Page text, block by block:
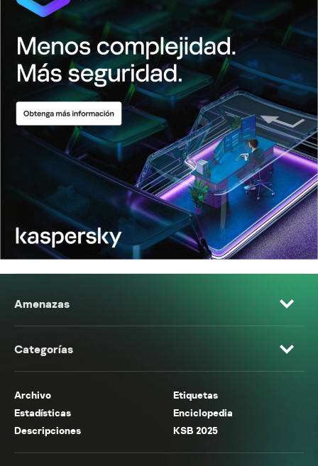
Amenazas
Categorías
Archivo
Etiquetas
Estadísticas
Enciclopedia
Descripciones
KSB 2025